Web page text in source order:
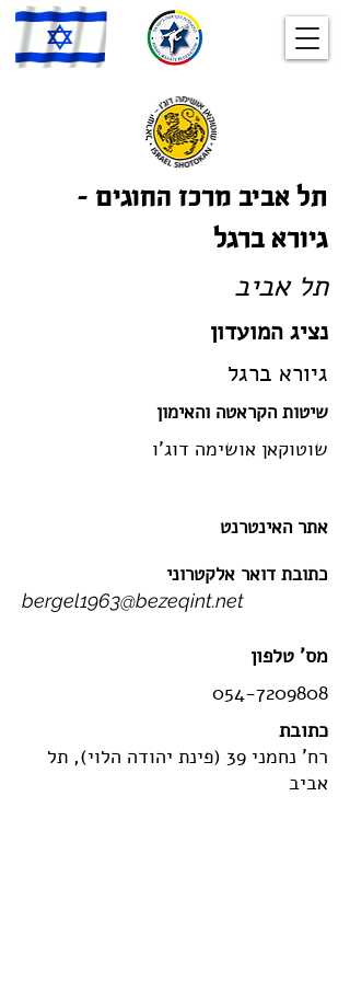
תל אביב מרכז החוגים –
גיורא ברגל
תל אביב
נציג המועדון
גיורא ברגל
שיטות הקראטה והאימון
שוטוקאן אושימה דוג'ו
אתר האינטרנט
כתובת דואר אלקטרוני
bergel1963@bezeqint.net
מס' טלפון
054-7209808
כתובת
רח' נחמני 39 (פינת יהודה הלוי), תל
אביב